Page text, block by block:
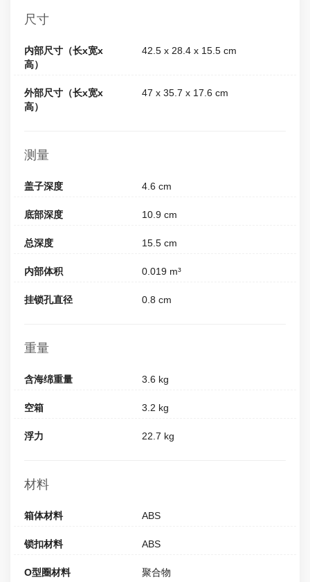
尺寸
内部尺寸（长x宽x
高）
42.5 x 28.4 x 15.5 cm
外部尺寸（长x宽x
高）
47 x 35.7 x 17.6 cm
测量
盖子深度 4.6 cm
底部深度 10.9 cm
总深度 15.5 cm
内部体积 0.019 m³
挂锁孔直径 0.8 cm
重量
含海绵重量 3.6 kg
空箱 3.2 kg
浮力 22.7 kg
材料
箱体材料 ABS
锁扣材料 ABS
O型圈材料 聚合物